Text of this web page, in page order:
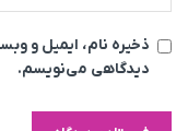
ذخیره نام، ایمیل و
دیدگاهی می‌نویسم.